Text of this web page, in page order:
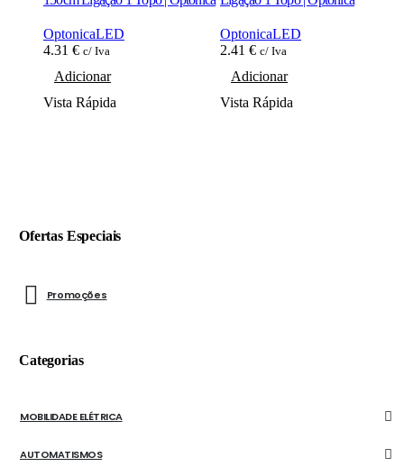
OptonicaLED
4.31 € c/ Iva
Adicionar
Vista Rápida
OptonicaLED
2.41 € c/ Iva
Adicionar
Vista Rápida
Ofertas Especiais
Promoções
Categorias
MOBILIDADE ELÉTRICA
AUTOMATISMOS